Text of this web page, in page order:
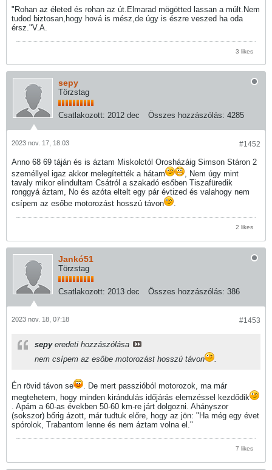
"Rohan az életed és rohan az út.Elmarad mögötted lassan a múlt.Nem
tudod biztosan,hogy hová is mész,de úgy is észre veszed ha oda
érsz."V.A.
3 likes
sepy
Törzstag
Csatlakozott: 2012 dec Összes hozzászólás: 4285
#1452
2023 nov. 17, 18:03
Anno 68 69 táján és is áztam Miskolctól Orosházáig Simson Stáron 2
személlyel igaz akkor melegítették a hátam
, Nem úgy mint
tavaly mikor elindultam Csátról a szakadó esőben Tiszafüredik
ronggyá áztam, No és azóta eltelt egy pár évtized és valahogy nem
csípem az esőbe motorozást hosszú távon
.
2 likes
Jankó51
Törzstag
Csatlakozott: 2013 dec Összes hozzászólás: 386
#1453
2023 nov. 18, 07:18
sepy eredeti hozzászólása
nem csípem az esőbe motorozást hosszú távon
.
Én rövid távon se
. De mert passzióból motorozok, ma már
megtehetem, hogy minden kirándulás időjárás elemzéssel kezdődik
. Apám a 60-as években 50-60 km-re járt dolgozni. Ahányszor
(sokszor) bőrig ázott, már tudtuk előre, hogy az jön: "Ha még egy évet
spórolok, Trabantom lenne és nem áztam volna el."
7 likes